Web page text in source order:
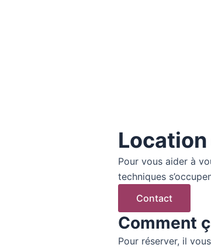
Pour vous aider à
techniques
Contact
Comment
Pour réserver, il